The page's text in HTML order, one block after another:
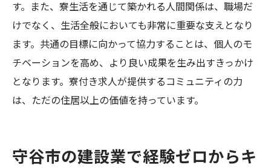
す。また、寮生活を通じて築かれる人間関係は、職場だ
けでなく、生活全般においても非常に重要な支えとなり
ます。共通の目標に向かって協力することは、個人のモ
チベーションを高め、より良い成果を生み出すきっかけ
となります。寮付き求人が提供するコミュニティの力
は、ただの住居以上の価値を持っています。
守谷市の建設業で経験ゼロからキ